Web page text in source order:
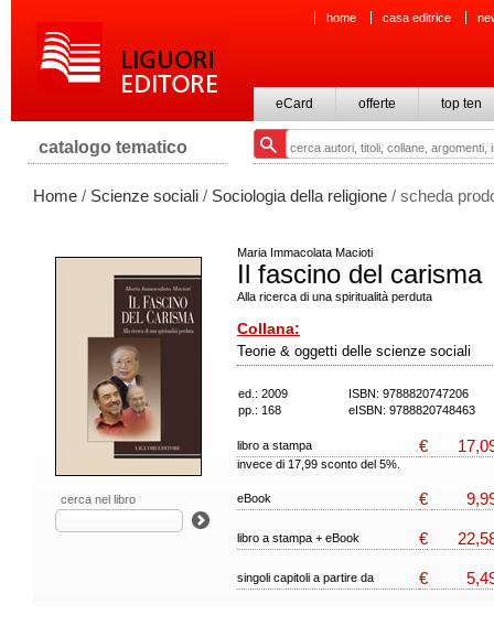
home casa editrice
eCard offerte top ten
catalogo tematico
Home / Scienze sociali / Sociologia della religione / scheda
cerca nel libro
Maria Immacolata Macioti
Il fascino del carisma
Alla ricerca di una spiritualità perduta
Collana:
Teorie & oggetti delle scienze sociali
ed.: 2009
ISBN: 9788820747206
pp.: 168
eISBN: 9788820748463
libro a stampa €
invece di 17,99 sconto del 5%.
eBook €
libro a stampa + eBook €
singoli capitoli a partire da €